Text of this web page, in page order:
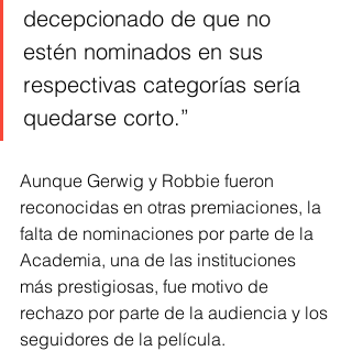
decepcionado de que no
estén nominados en sus
respectivas categorías sería
quedarse corto.”
Aunque Gerwig y Robbie fueron
reconocidas en otras premiaciones, la
falta de nominaciones por parte de la
Academia, una de las instituciones
más prestigiosas, fue motivo de
rechazo por parte de la audiencia y los
seguidores de la película.